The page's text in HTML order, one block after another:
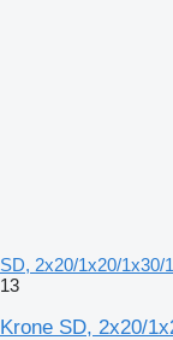
SD, 2x20/1x20/1x30/
13
Krone SD, 2x20/